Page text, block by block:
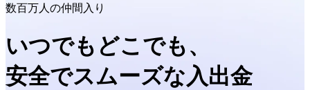
数百万人の仲間入り
いつでも どこでも、
安全でスムーズな入出金